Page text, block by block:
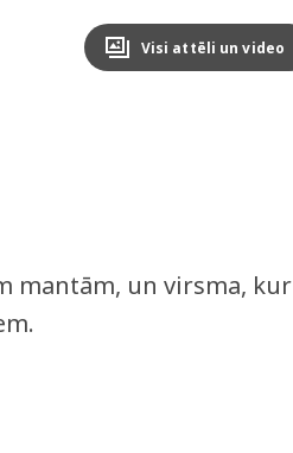
Visi attēli un video
mantām, un virsma, kur